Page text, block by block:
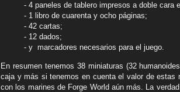
- 4 paneles de tablero impresos a doble cara
- 1 libro de cuarenta y ocho páginas;
- 42 cartas;
- 12 dados;
- y marcadores necesarios para el juego.
En resumen tenemos 38 miniaturas (32
caja y más si tenemos en cuenta el valor de estas
con los marines de Forge World aún más. La